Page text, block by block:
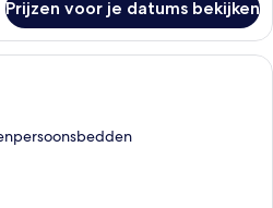
Prijzen voor je datums bekijken
Luxe beddengoed, donzen